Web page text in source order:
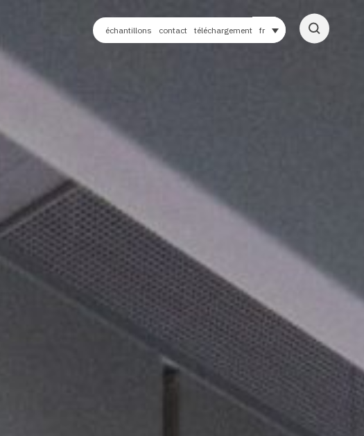
échantillons contact téléchargement fr